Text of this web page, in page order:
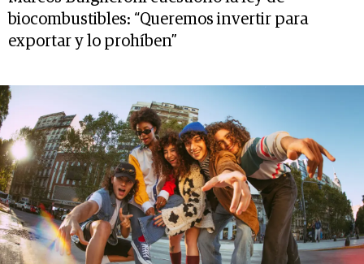
biocombustibles: “Queremos invertir para
exportar y lo prohíben”